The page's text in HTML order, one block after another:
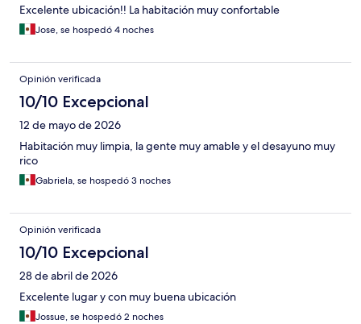
Excelente ubicación!! La habitación muy confortable
Jose, se hospedó 4 noches
Opinión verificada
10/10 Excepcional
12 de mayo de 2026
Habitación muy limpia, la gente muy amable y el desayuno muy
rico
Gabriela, se hospedó 3 noches
Opinión verificada
10/10 Excepcional
28 de abril de 2026
Excelente lugar y con muy buena ubicación
Jossue, se hospedó 2 noches